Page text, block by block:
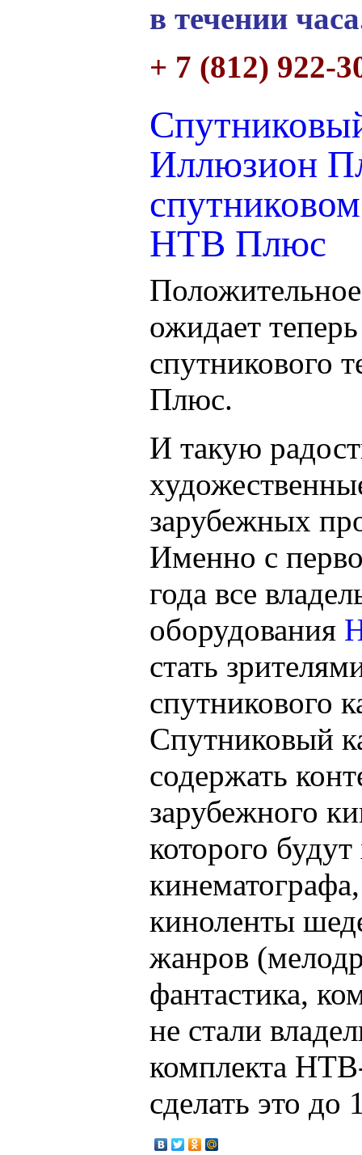
в течении
+ 7 (812) 922-
Иллюзион
НТВ Плюс
ожидает
спутникового
Плюс.
И такую
зарубежных
Именно с
года все
оборудования
стать
спутникового
Спутниковый
содержать
зарубежного
которого
киноленты
жанров
фантастика,
не стали
комплекта
сделать это до